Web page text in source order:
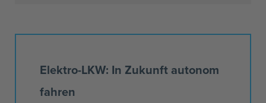
Elektro-LKW: In Zukunft autonom
fahren